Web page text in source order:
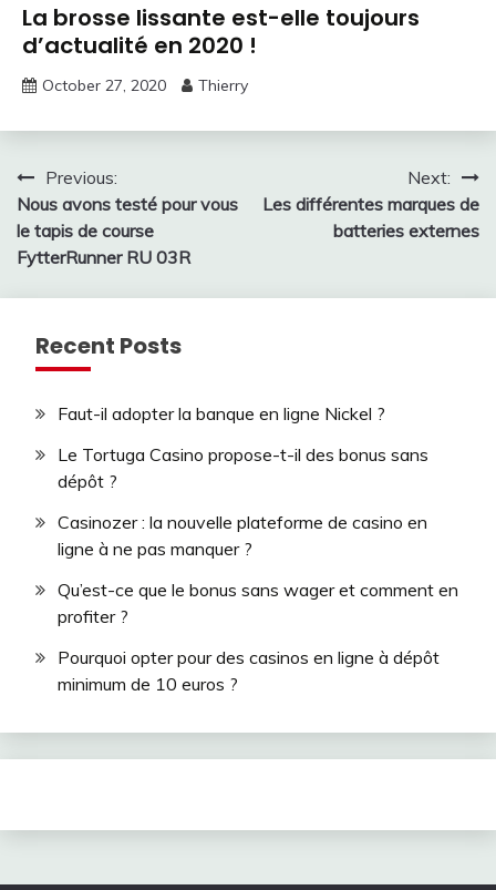
La brosse lissante est-elle toujours
d’actualité en 2020 !
October 27, 2020 Thierry
Post
navigation
Previous:
Nous avons testé pour vous
le tapis de course
FytterRunner RU 03R
Next:
Les différentes marques de
batteries externes
Recent Posts
Faut-il adopter la banque en ligne Nickel ?
Le Tortuga Casino propose-t-il des bonus sans
dépôt ?
Casinozer : la nouvelle plateforme de casino en
ligne à ne pas manquer ?
Qu’est-ce que le bonus sans wager et comment en
profiter ?
Pourquoi opter pour des casinos en ligne à dépôt
minimum de 10 euros ?